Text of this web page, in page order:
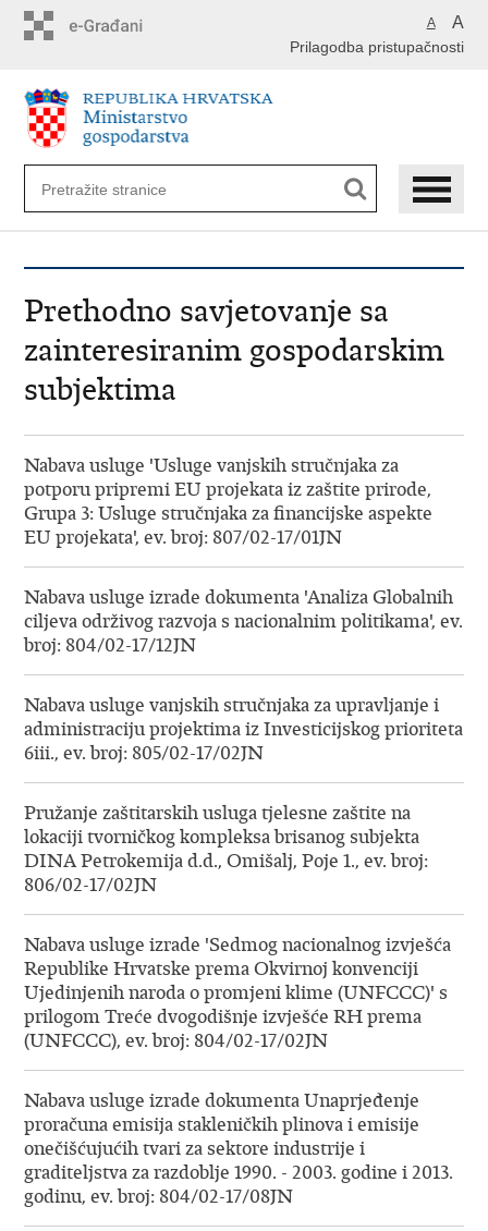
A A
Prilagodba pristupačnosti
Prethodno savjetovanje sa
zainteresiranim gospodarskim
subjektima
Nabava usluge 'Usluge vanjskih stručnjaka za
potporu pripremi EU projekata iz zaštite prirode,
Grupa 3: Usluge stručnjaka za financijske aspekte
EU projekata', ev. broj: 807/02-17/01JN
Nabava usluge izrade dokumenta 'Analiza Globalnih
ciljeva održivog razvoja s nacionalnim politikama', ev.
broj: 804/02-17/12JN
Nabava usluge vanjskih stručnjaka za upravljanje i
administraciju projektima iz Investicijskog prioriteta
6iii., ev. broj: 805/02-17/02JN
Pružanje zaštitarskih usluga tjelesne zaštite na
lokaciji tvorničkog kompleksa brisanog subjekta
DINA Petrokemija d.d., Omišalj, Poje 1., ev. broj:
806/02-17/02JN
Nabava usluge izrade 'Sedmog nacionalnog izvješća
Republike Hrvatske prema Okvirnoj konvenciji
Ujedinjenih naroda o promjeni klime (UNFCCC)' s
prilogom Treće dvogodišnje izvješće RH prema
(UNFCCC), ev. broj: 804/02-17/02JN
Nabava usluge izrade dokumenta Unaprjeđenje
proračuna emisija stakleničkih plinova i emisije
onečišćujućih tvari za sektore industrije i
graditeljstva za razdoblje 1990. - 2003. godine i 2013.
godinu, ev. broj: 804/02-17/08JN